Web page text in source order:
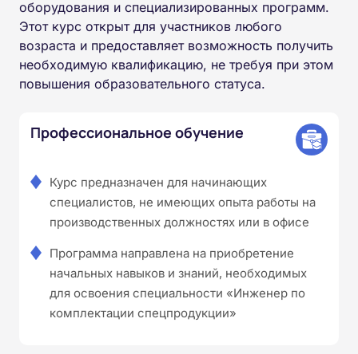
оборудования и специализированных программ.
Этот курс открыт для участников любого
возраста и предоставляет возможность получить
необходимую квалификацию, не требуя при этом
повышения образовательного статуса.
Профессиональное обучение
Курс предназначен для начинающих
специалистов, не имеющих опыта работы на
производственных должностях или в офисе
Программа направлена на приобретение
начальных навыков и знаний, необходимых
для освоения специальности «Инженер по
комплектации спецпродукции»